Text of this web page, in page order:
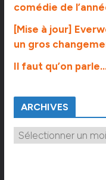
comédie de
[Mise à jour]
un gros
Il faut qu’on
ARCHIVES
A
r